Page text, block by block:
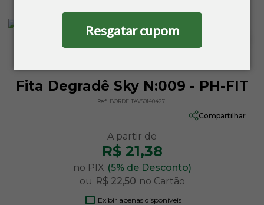
Resgatar cupom
Fita Degradê Sky N:009 - PH-FIT
Ref: BORDFITAVS0140427
Compartilhar
R$ 21,38
no PIX (5% de Desconto)
ou R$ 22,50 no Cartão
Exibir apenas disponíveis